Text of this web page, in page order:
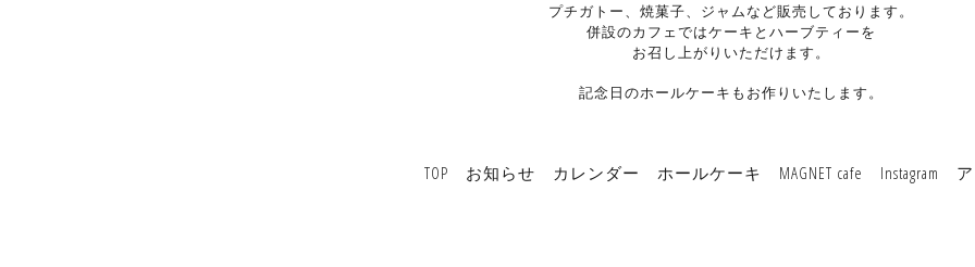
プチガトー、焼菓子、ジャムなど販売しております。
併設のカフェではケーキとハーブティーを
お召し上がりいただけます。
記念日のホールケーキもお作りいたします。
TOP お知らせ カレンダー ホールケーキ MAGNET cafe Instagram